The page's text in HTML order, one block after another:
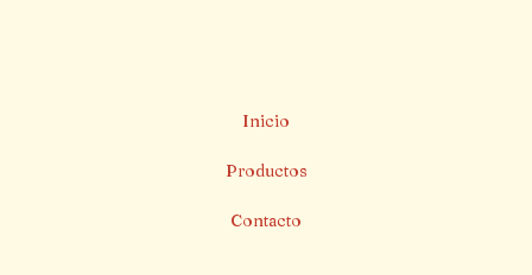
Inicio
Productos
Contacto